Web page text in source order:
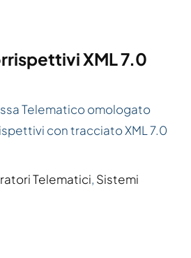
XML 7.0
Telematico omologato
con tracciato XML 7.0
Telematici, Sistemi